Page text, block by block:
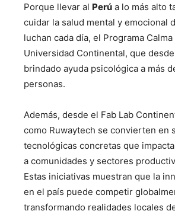
Porque llevar al Perú a lo más alto
cuidar la salud mental y emocional
luchan cada día, el Programa Calma
Universidad Continental, que
brindado ayuda psicológica a más
personas.
Además, desde el Fab Lab
como Ruwaytech se convierten en
tecnológicas concretas que
a comunidades y sectores
Estas iniciativas muestran que la
en el país puede competir
transformando realidades locales